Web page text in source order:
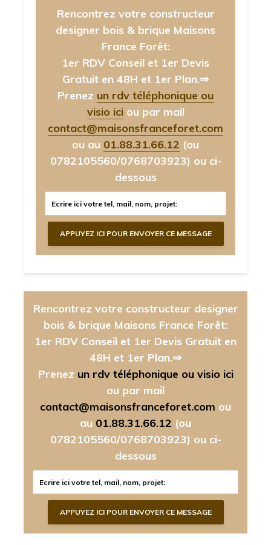
Rencontrez votre constructeur
designer bois & brique Maisons
France Forêt:
1er RDV Conseil et 1er Devis
Gratuit en 48H et 1er Plan.⇒
Prenez un rdv téléphonique ou
visio iciou par mail
contact@maisonsfranceforet.com
ou au 01.88.31.66.12 (ou
0782105560/0768703923) ou ci-
dessous
Rencontrez votre constructeur designer
bois & brique Maisons France Forêt:
1er RDV Conseil et 1er Devis Gratuit en
48H et 1er Plan.⇒
Prenez un rdv téléphonique ou visio ici
ou par mail
contact@maisonsfranceforet.com ou
au 01.88.31.66.12 (ou
0782105560/0768703923) ou ci-
dessous